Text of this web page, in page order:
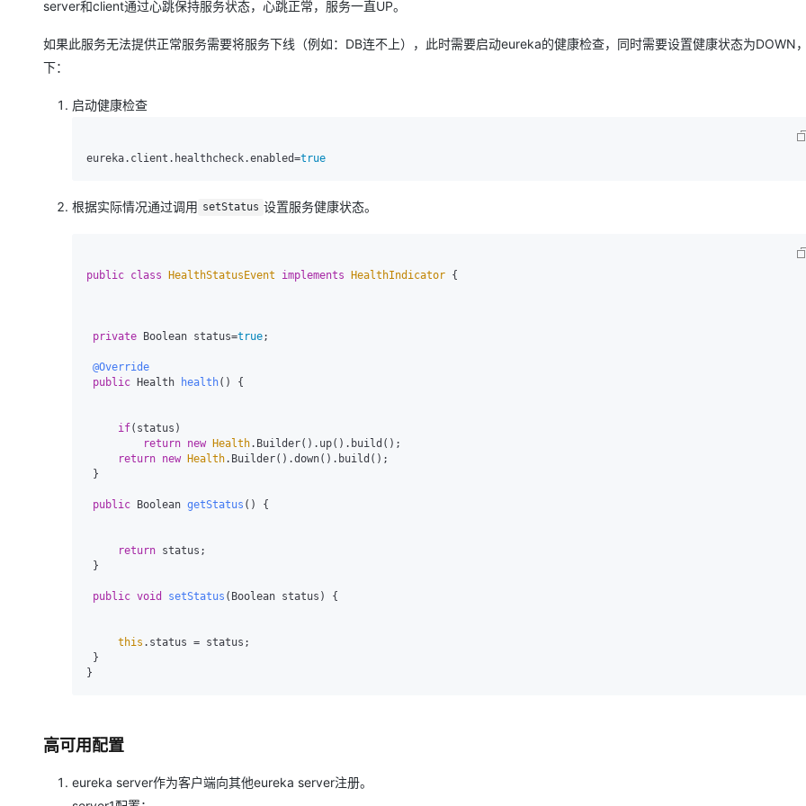
server和client通过心跳保持服务状态，心跳正常，服务一直UP。
如果此服务无法提供正常服务需要将服务下线（例如：DB连不上），此时需要启动eureka的健康检查，同时需要设置健康状态为DOWN
下：
启动健康检查
eureka.client.healthcheck.enabled=true
根据实际情况通过调用 setStatus 设置服务健康状态。
public class HealthStatusEvent implements HealthIndicator {
private Boolean status=true;
@Override
public Health health() {
if(status)
return new Health.Builder().up().build();
return new Health.Builder().down().build();
public Boolean getStatus () {
return status;
public void setStatus (Boolean status) {
this .status = status;
高可用配置
eureka server作为客户端向其他eureka server注册。